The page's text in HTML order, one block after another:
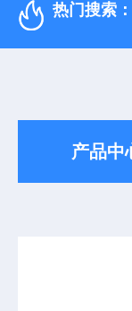
热门搜索：
产品中